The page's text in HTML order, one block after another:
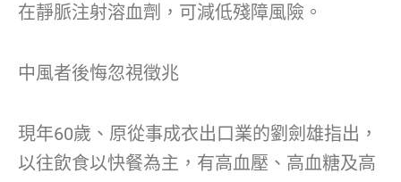
在靜脈注射溶血劑，可減低殘障風險。
中風者後悔忽視徵兆
現年60歲、原從事成衣出口業的劉劍雄指出，
以往飲食以快餐為主，有高血壓、高血糖及高